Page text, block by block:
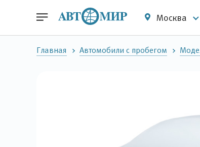
Москва
Главная Автомобили с пробегом